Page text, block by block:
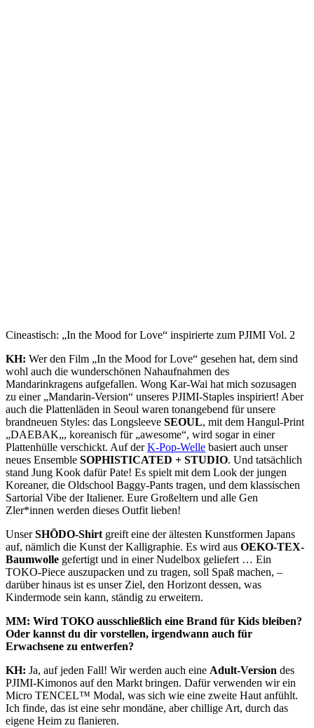
Cineastisch: „In the Mood for Love“ inspirierte zum PJIMI Vol. 2
KH: Wer den Film „In the Mood for Love“ gesehen hat, dem sind
wohl auch die wunderschönen Nahaufnahmen des
Mandarinkragens aufgefallen. Wong Kar-Wai hat mich sozusagen
zu einer „Mandarin-Version“ unseres PJIMI-Staples inspiriert! Aber
auch die Plattenläden in Seoul waren tonangebend für unsere
brandneuen Styles: das Longsleeve SEOUL, mit dem Hangul-Print
„DAEBAK„, koreanisch für „awesome“, wird sogar in einer
Plattenhülle verschickt. Auf derK-Pop-Welle basiert auch unser
neues Ensemble SOPHISTICATED + STUDIO. Und tatsächlich
stand Jung Kook dafür Pate! Es spielt mit dem Look der jungen
Koreaner, die Oldschool Baggy-Pants tragen, und dem klassischen
Sartorial Vibe der Italiener. Eure Großeltern und alle Gen
Zler*innen werden dieses Outfit lieben!
UnserSHŌDO-Shirt greift eine der ältesten Kunstformen Japans
auf, nämlich die Kunst der Kalligraphie. Es wird aus OEKO-TEX-
Baumwolle gefertigt und in einer Nudelbox geliefert … Ein
TOKO-Piece auszupacken und zu tragen, soll Spaß machen, –
darüber hinaus ist es unser Ziel, den Horizont dessen, was
Kindermode sein kann, ständig zu erweitern.
MM: Wird TOKO ausschließlich eine Brand für Kids bleiben?
Oder kannst du dir vorstellen, irgendwann auch für
Erwachsene zu entwerfen?
KH: Ja, auf jeden Fall! Wir werden auch eine Adult-Version des
PJIMI-Kimonos auf den Markt bringen. Dafür verwenden wir ein
Micro TENCEL™ Modal, was sich wie eine zweite Haut anfühlt.
Ich finde, das ist eine sehr mondäne, aber chillige Art, durch das
eigene Heim zu flanieren.